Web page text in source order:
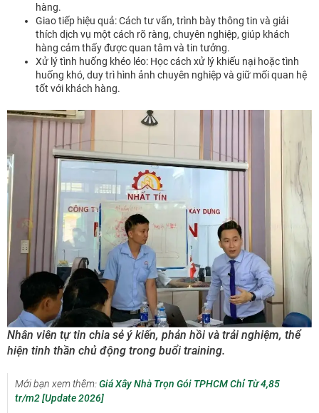
hàng.
Giao tiếp hiệu quả: Cách tư vấn, trình bày thông tin và giải
thích dịch vụ một cách rõ ràng, chuyên nghiệp, giúp khách
hàng cảm thấy được quan tâm và tin tưởng.
Xử lý tình huống khéo léo: Học cách xử lý khiếu nại hoặc tình
huống khó, duy trì hình ảnh chuyên nghiệp và giữ mối quan hệ
tốt với khách hàng.
Nhân viên tự tin chia sẻ ý kiến, phản hồi và trải nghiệm, thể
hiện tinh thần chủ động trong buổi training.
Mới bạn xem thêm:Giá Xây Nhà Trọn Gói TPHCM Chỉ Từ 4,85
tr/m2 [Update 2026]